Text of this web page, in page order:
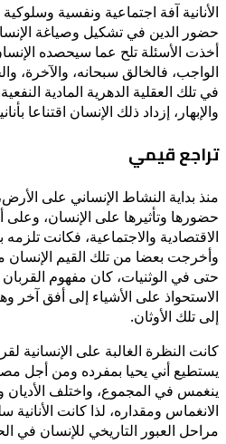
الأنانية آفة اجتماعية ونفسية
حضور الدين في تشكيل وصياغة
أخذت الأسئلة تلح عما سيحصده
الواجب، فالخالق سبحانه، والآخرة،
في تلك العقلية الدهرية المادية
والإبهار، إزداد ذلك الإنسان اقتناعا
تراجع قيمي
منذ بداية النشاط الإنساني على
حضورها وتأثيرها على الإنسان،
الاقتصادية والاجتماعية، فكانت
وأخرجت بعضا من تلك القيم الإنسان
حتى في الوثنيات، كان مفهوم
الاستحواذ على الأشياء إلى أفق آخر
إلى تلك الأوثان.
كانت النظرة الغالبة على الإنسانية
يستطيع أني يحيا بمفرده ومن أجل
ينغمس في المجموع، واختلف الأديان
الانغماس ومقداره، لذا كانت
مراحل العبور التاريخي للإنسان في